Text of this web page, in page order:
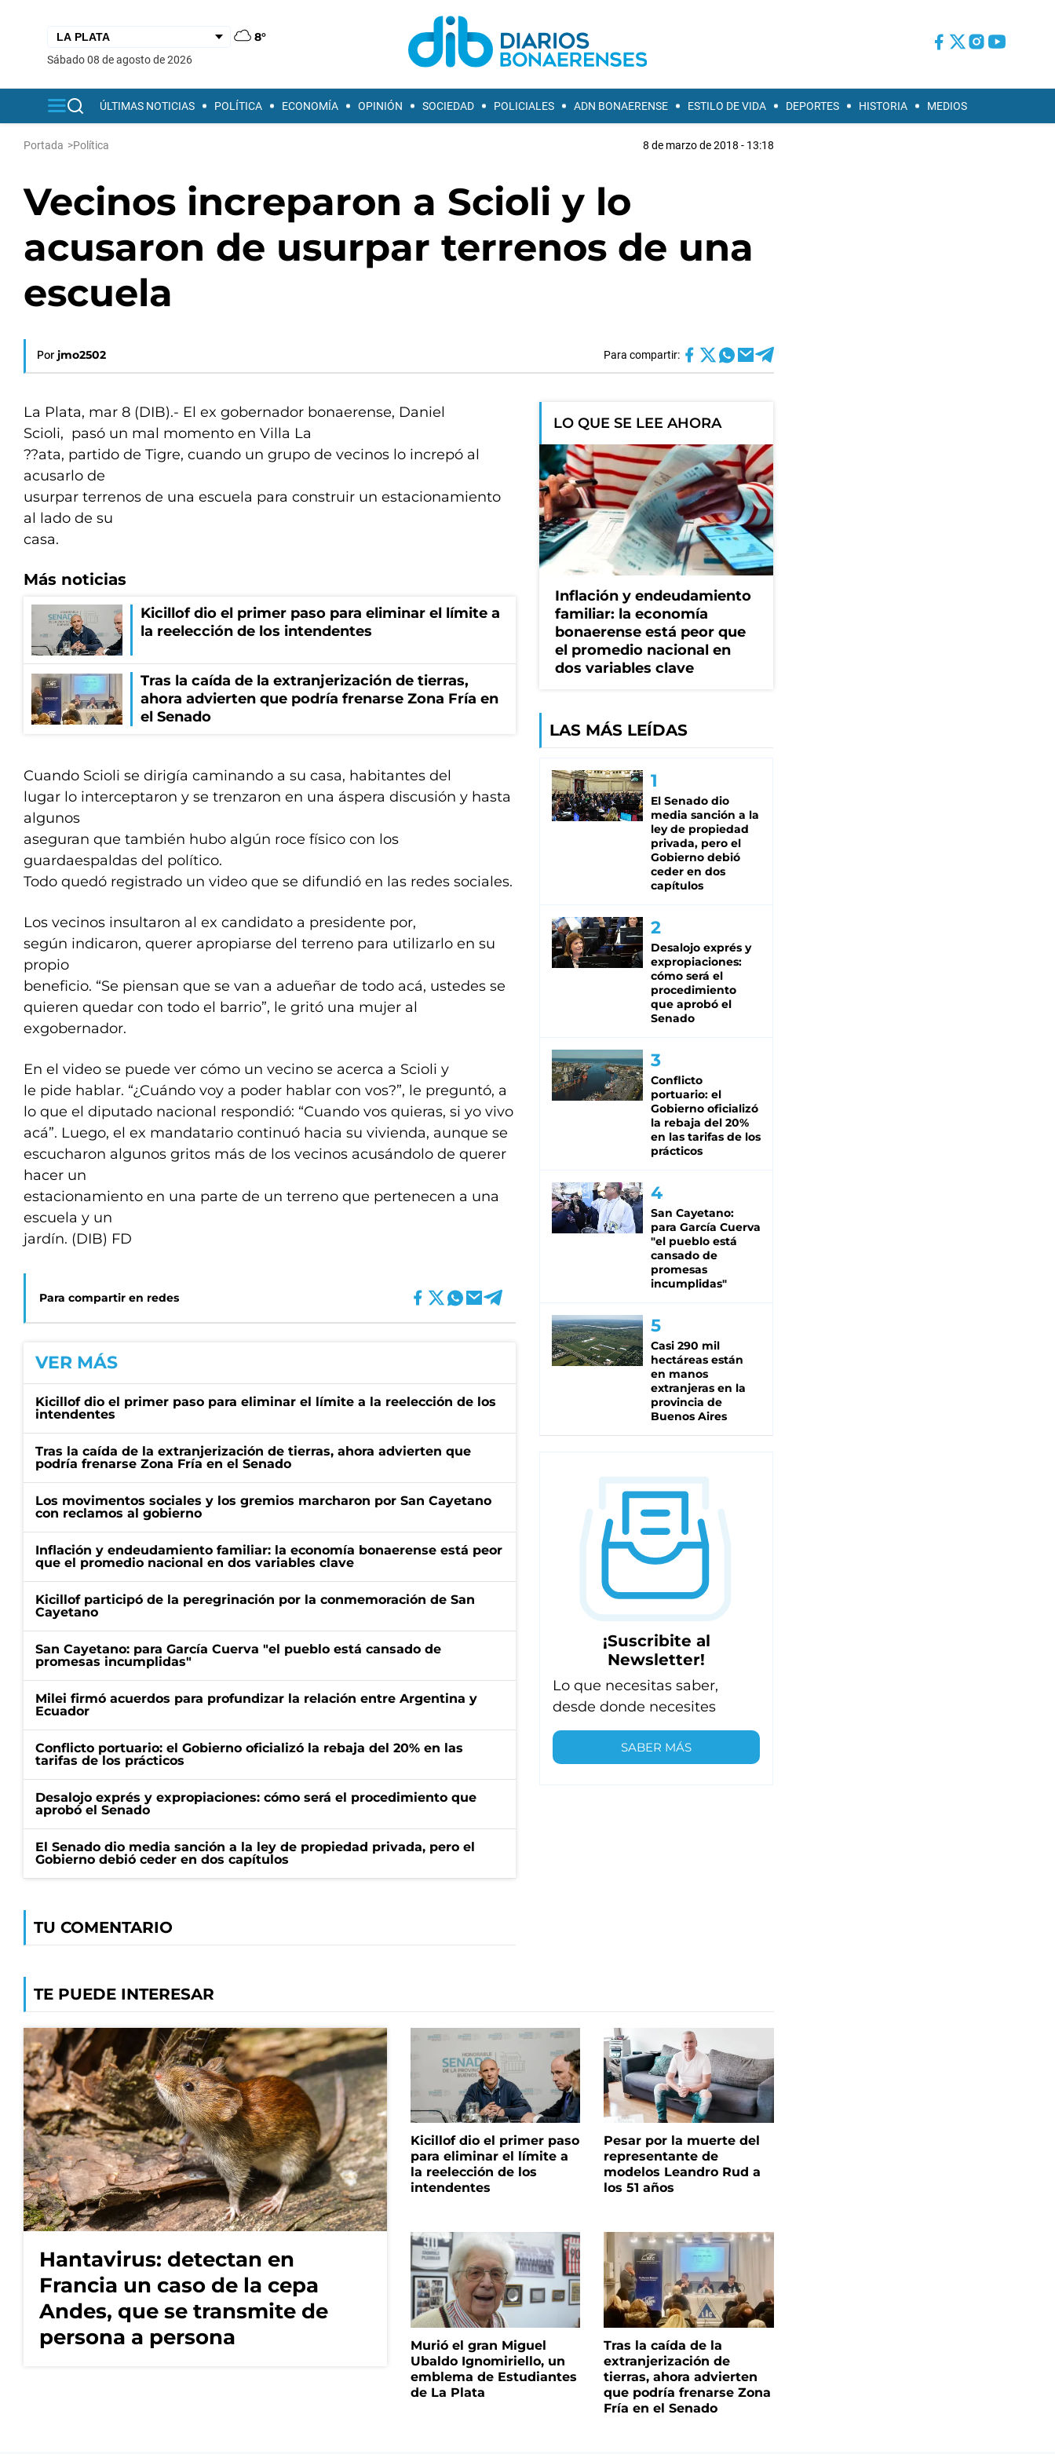
8°
sábado 08 de agosto de 2026
ÚLTIMAS NOTICIAS POLÍTICA ECONOMÍA OPINIÓN SOCIEDAD POLICIALES ADN BONAERENSE ESTILO DE VIDA DEPORTES HISTORIA MEDIOS
Portada >Política 8 de marzo de 2018 - 13:18
Vecinos increparon a Scioli y lo
acusaron de usurpar terrenos de una
escuela
Por jmo2502 Para compartir:
La Plata, mar 8 (DIB).- El ex gobernador bonaerense, Daniel
Scioli, pasó un mal momento en Villa La
??ata, partido de Tigre, cuando un grupo de vecinos lo increpó al
acusarlo de
usurpar terrenos de una escuela para construir un estacionamiento
al lado de su
casa.
Más noticias
Kicillof dio el primer paso para eliminar el límite a
la reelección de los intendentes
Tras la caída de la extranjerización de tierras,
ahora advierten que podría frenarse Zona Fría en
el Senado
Cuando Scioli se dirigía caminando a su casa, habitantes del
lugar lo interceptaron y se trenzaron en una áspera discusión y hasta
algunos
aseguran que también hubo algún roce físico con los
guardaespaldas del político.
Todo quedó registrado un video que se difundió en las redes sociales.
Los vecinos insultaron al ex candidato a presidente por,
según indicaron, querer apropiarse del terreno para utilizarlo en su
propio
beneficio. “Se piensan que se van a adueñar de todo acá, ustedes se
quieren quedar con todo el barrio”, le gritó una mujer al
exgobernador.
En el video se puede ver cómo un vecino se acerca a Scioli y
le pide hablar. “¿Cuándo voy a poder hablar con vos?”, le preguntó, a
lo que el diputado nacional respondió: “Cuando vos quieras, si yo vivo
acá”. Luego, el ex mandatario continuó hacia su vivienda, aunque se
escucharon algunos gritos más de los vecinos acusándolo de querer
hacer un
estacionamiento en una parte de un terreno que pertenecen a una
escuela y un
jardín. (DIB) FD
Para compartir en redes
VER MÁS
Kicillof dio el primer paso para eliminar el límite a la reelección de los
intendentes
Tras la caída de la extranjerización de tierras, ahora advierten que
podría frenarse Zona Fría en el Senado
Los movimentos sociales y los gremios marcharon por San Cayetano
con reclamos al gobierno
Inflación y endeudamiento familiar: la economía bonaerense está peor
que el promedio nacional en dos variables clave
Kicillof participó de la peregrinación por la conmemoración de San
Cayetano
San Cayetano: para García Cuerva "el pueblo está cansado de
promesas incumplidas"
Milei firmó acuerdos para profundizar la relación entre Argentina y
Ecuador
Conflicto portuario: el Gobierno oficializó la rebaja del 20% en las
tarifas de los prácticos
Desalojo exprés y expropiaciones: cómo será el procedimiento que
aprobó el Senado
El Senado dio media sanción a la ley de propiedad privada, pero el
Gobierno debió ceder en dos capítulos
TU COMENTARIO
LO QUE SE LEE AHORA
Inflación y endeudamiento
familiar: la economía
bonaerense está peor que
el promedio nacional en
dos variables clave
LAS MÁS LEÍDAS
El Senado dio
media sanción a la
ley de propiedad
privada, pero el
Gobierno debió
ceder en dos
capítulos
Desalojo exprés y
expropiaciones:
cómo será el
procedimiento
que aprobó el
Senado
Conflicto
portuario: el
Gobierno oficializó
la rebaja del 20%
en las tarifas de los
prácticos
San Cayetano:
para García Cuerva
"el pueblo está
cansado de
promesas
incumplidas"
Casi 290 mil
hectáreas están
en manos
extranjeras en la
provincia de
Buenos Aires
¡Suscribite al
Newsletter!
Lo que necesitas saber,
desde donde necesites
SABER MÁS
TE PUEDE INTERESAR
Hantavirus: detectan en
Francia un caso de la cepa
Andes, que se transmite de
persona a persona
Kicillof dio el primer paso
para eliminar el límite a
la reelección de los
intendentes
Pesar por la muerte del
representante de
modelos Leandro Rud a
los 51 años
Murió el gran Miguel
Ubaldo Ignomiriello, un
emblema de Estudiantes
de La Plata
Tras la caída de la
extranjerización de
tierras, ahora advierten
que podría frenarse Zona
Fría en el Senado